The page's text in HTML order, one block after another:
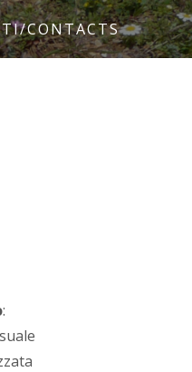
CONTACTS
: